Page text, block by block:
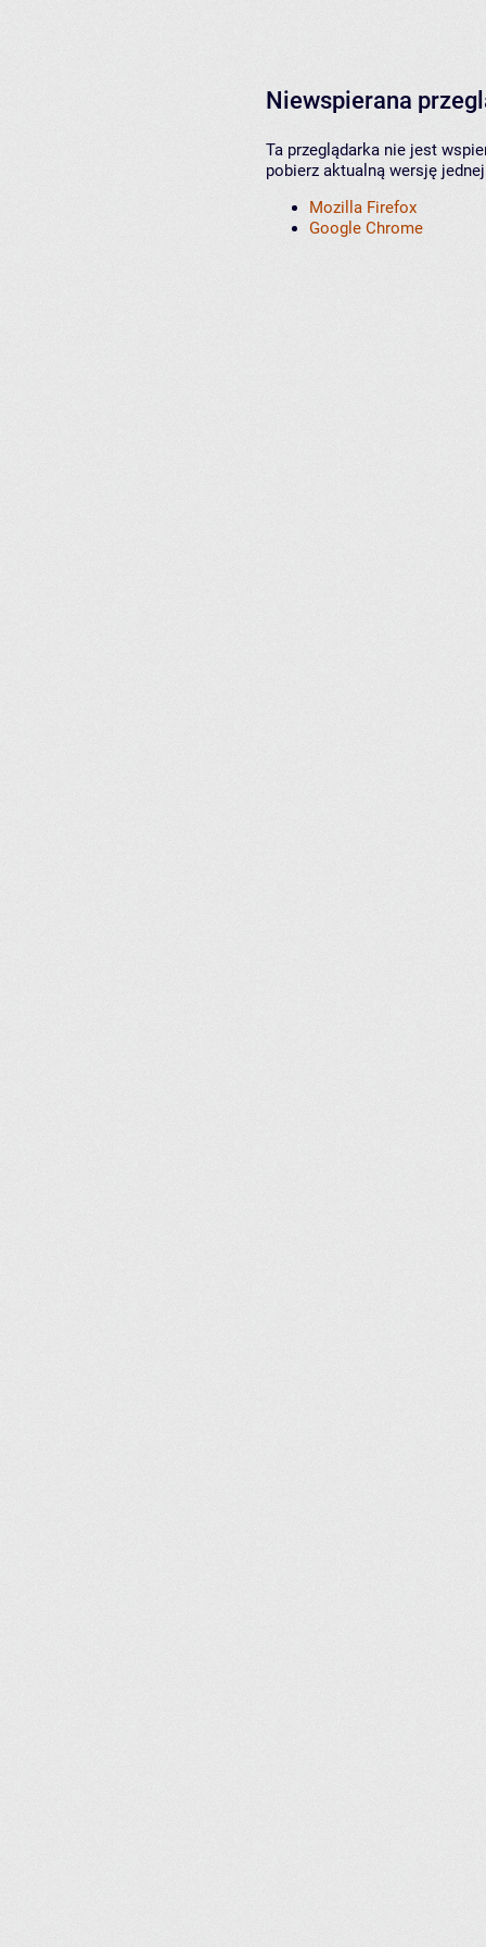
Niewspierana
Ta przeglądarka nie jest
pobierz aktualną wersję
Mozilla Firefox
Google Chrome